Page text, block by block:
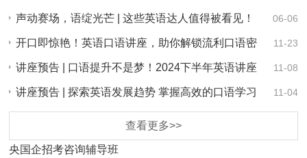
06-06
声动赛场，语绽光芒 | 这些英语达人值得被看见！
11-23
开口即惊艳！英语口语讲座，助你解锁流利口语密
码！ 11-08
讲座预告 | 口语提升不是梦！2024下半年英语讲座
助… 11-04
讲座预告 | 探索英语发展趋势 掌握高效的口语学习
查看更多>>
央国企招考咨询辅导班